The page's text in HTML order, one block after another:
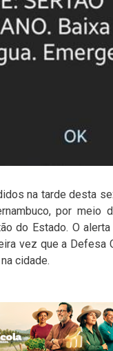
na tarde desta
por meio
do Estado. O
vez que a Defesa
cidade.